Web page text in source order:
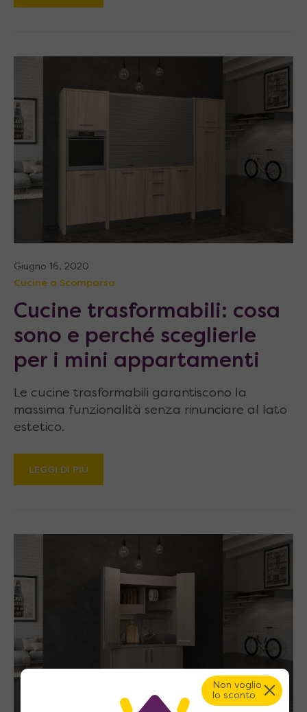
Giugno 16, 2020
Cucine a Scomparsa
Cucine trasformabili: cosa
sono e perché sceglierle
per i mini appartamenti
Le cucine trasformabili garantiscono la
massima funzionalità senza rinunciare al lato
estetico.
LEGGI DI PIÙ
Non voglio
lo sconto